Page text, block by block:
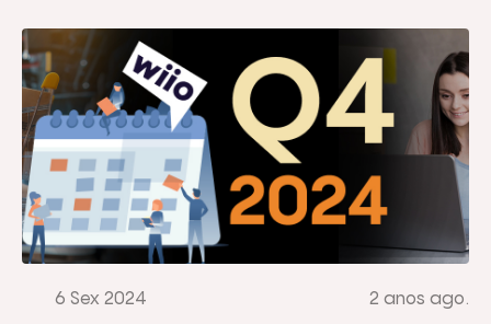
6 Sex 2024 2 anos ago.